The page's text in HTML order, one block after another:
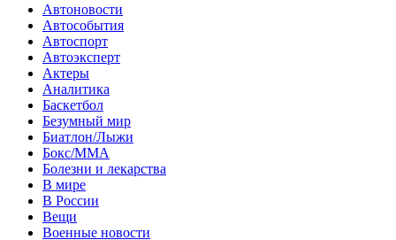
Автоновости
Автособытия
Автоспорт
Автоэксперт
Актеры
Аналитика
Баскетбол
Безумный мир
Биатлон/Лыжи
Бокс/MMA
Болезни и лекарства
В мире
В России
Вещи
Военные новости